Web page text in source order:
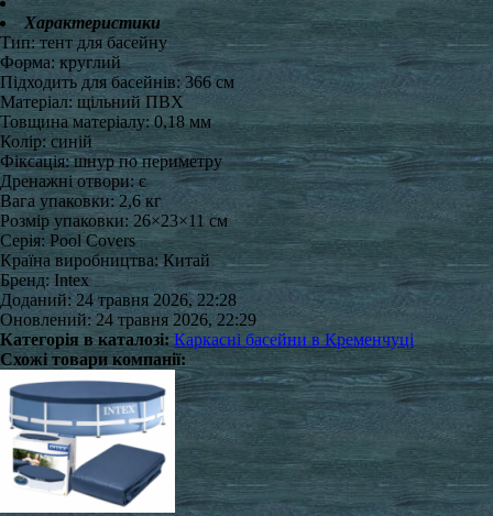
Характеристики
Тип: тент для басейну
Форма: круглий
Підходить для басейнів: 366 см
Матеріал: щільний ПВХ
Товщина матеріалу: 0,18 мм
Колір: синій
Фіксація: шнур по периметру
Дренажні отвори: є
Вага упаковки: 2,6 кг
Розмір упаковки: 26×23×11 см
Серія: Pool Covers
Країна виробництва: Китай
Бренд: Intex
Доданий: 24 травня 2026, 22:28
Оновлений: 24 травня 2026, 22:29
Категорія в каталозі: Каркасні басейни в Кременчуці
Схожі товари компанії: